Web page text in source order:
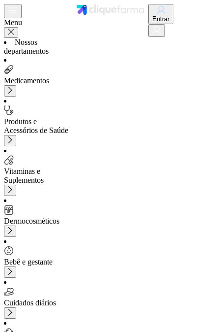
Menu
Nossos
departamentos
Medicamentos
Produtos e
Acessórios de Saúde
Vitaminas e
Suplementos
Dermocosméticos
Bebê e gestante
Cuidados diários
Entrar